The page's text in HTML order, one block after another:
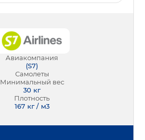
Авиакомпания
(S7)
Самолеты
Минимальный вес
30 кг
Плотность
167 кг / м3